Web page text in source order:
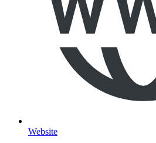
Website